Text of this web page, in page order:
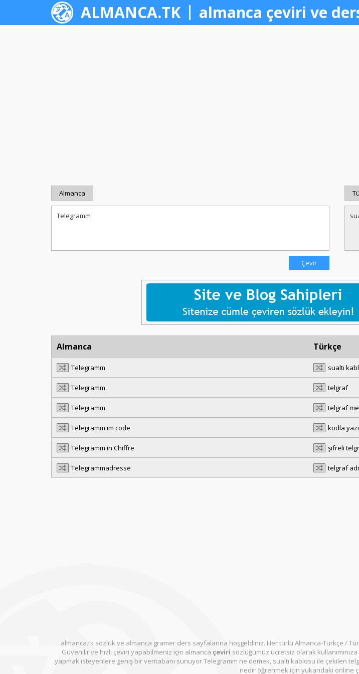
ALMANCA.TK almanca çeviri ve
Almanca
Almanca Türkçe
Telegramm sualtı
Telegramm telgraf
Telegramm telgraf
Telegramm im code kodla
Telegramm in Chiffre şifreli
Telegrammadresse telgraf
almanca.tk sözlük ve almanca gramer ders sayfalarına hoşgeldiniz. Her türlü Almanca-Türkçe /
Güvenilir ve hızlı çeviri yapabilmeniz için almanca çeviri sözlüğümüz ücretsiz olarak
yapmak isteyenlere geniş bir veritabanı sunuyor.Telegramm ne demek, sualtı kablosu ile çekilen
nedir öğrenmek için yukarıdaki online